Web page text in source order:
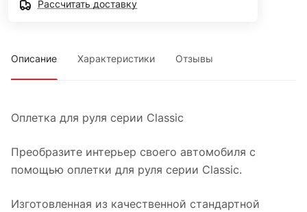
Рассчитать доставку
Описание Характеристики Отзывы
Оплетка для руля серии Classic
Преобразите интерьер своего автомобиля с
помощью оплетки для руля серии Classic.
Изготовленная из качественной стандартной